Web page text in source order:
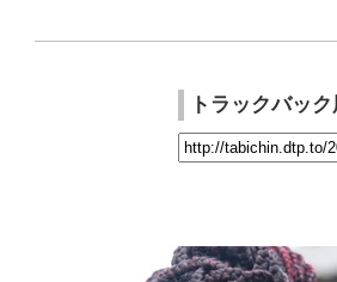
トラックバッ